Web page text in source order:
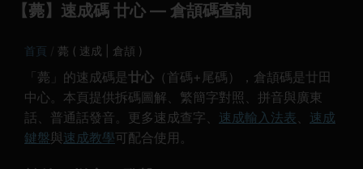
【薨】速成碼 廿心 — 倉頡碼查詢
首頁 薨 ( 速成 | 倉頡 )
「薨」的速成碼是 廿心 （首碼+尾碼），倉頡碼是廿田
中心。本頁提供拆碼圖解、繁簡字對照、拼音與廣東
話、普通話發音。更多速成查字、 速成輸入法表、 速成
鍵盤與速成教學可配合使用。